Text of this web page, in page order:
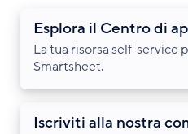
Esplora il Centro di
La tua risorsa self-service
Smartsheet.
Iscriviti alla nostra